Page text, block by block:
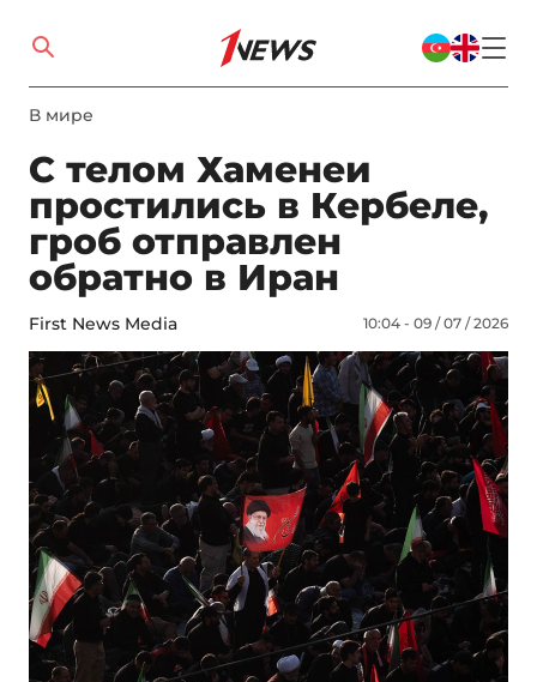
В мире
С телом Хаменеи
простились в Кербеле,
гроб отправлен
обратно в Иран
First News Media 10:04 - 09 / 07 / 2026